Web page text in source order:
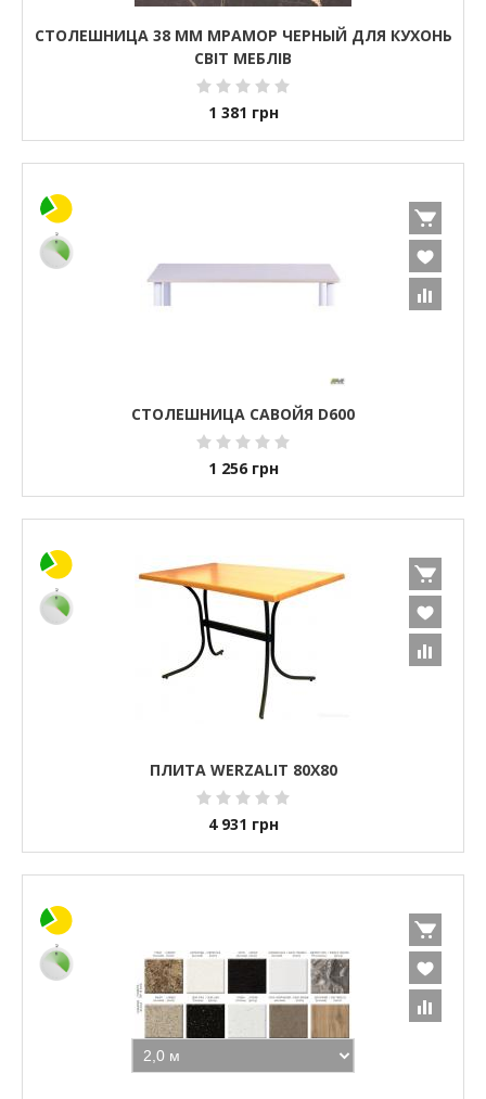
СТОЛЕШНИЦА 38 ММ МРАМОР ЧЕРНЫЙ ДЛЯ КУХОНЬ
СВІТ МЕБЛІВ
1 381 грн
СТОЛЕШНИЦА САВОЙЯ D600
1 256 грн
ПЛИТА WERZALIT 80X80
4 931 грн